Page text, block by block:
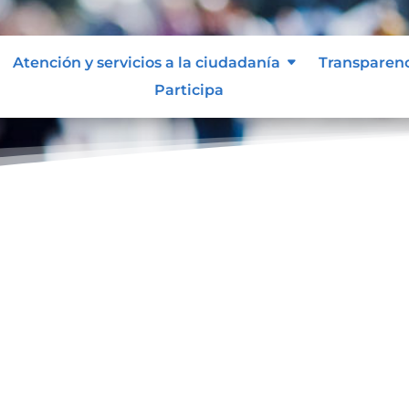
Atención y servicios a la ciudadanía
Participa